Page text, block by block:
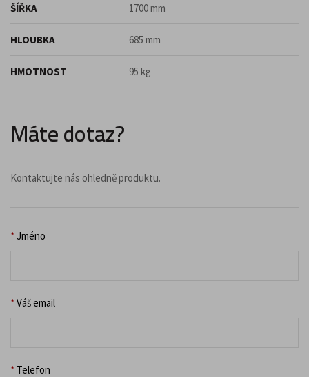
ŠÍŘKA 1700 mm
HLOUBKA 685 mm
HMOTNOST 95 kg
Máte dotaz?
Kontaktujte nás ohledně produktu.
*Jméno
*Váš email
* Telefon